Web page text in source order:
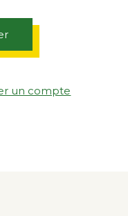
un compte